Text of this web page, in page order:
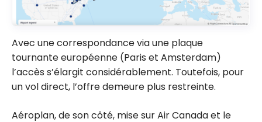
Avec une correspondance via une plaque
tournante européenne (Paris et Amsterdam)
l’accès s’élargit considérablement. Toutefois, pour
un vol direct, l’offre demeure plus restreinte.
Aéroplan, de son côté, mise sur Air Canada et le